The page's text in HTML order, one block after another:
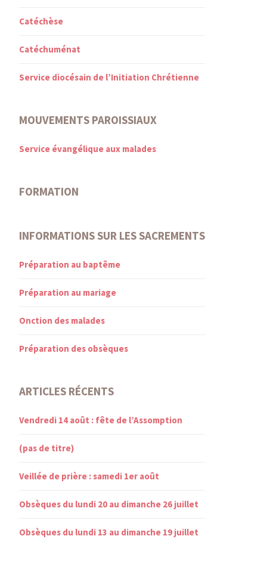
Catéchèse
Catéchuménat
Service diocésain de l’Initiation Chrétienne
MOUVEMENTS PAROISSIAUX
Service évangélique aux malades
FORMATION
INFORMATIONS SUR LES SACREMENTS
Préparation au baptême
Préparation au mariage
Onction des malades
Préparation des obsèques
ARTICLES RÉCENTS
Vendredi 14 août : fête de l’Assomption
(pas de titre)
Veillée de prière : samedi 1er août
Obsèques du lundi 20 au dimanche 26 juillet
Obsèques du lundi 13 au dimanche 19 juillet